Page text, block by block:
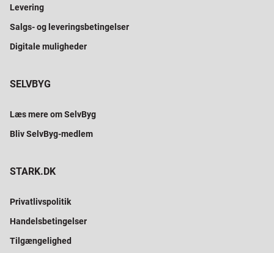
Levering
Salgs- og leveringsbetingelser
Digitale muligheder
SELVBYG
Læs mere om SelvByg
Bliv SelvByg-medlem
STARK.DK
Privatlivspolitik
Handelsbetingelser
Tilgængelighed